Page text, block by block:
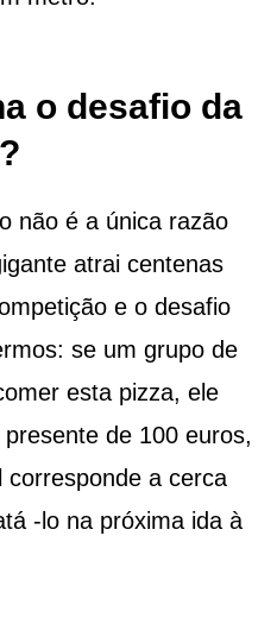
o desafio da
não é a única razão
atrai centenas
e o desafio
se um grupo de
esta pizza, ele
de 100 euros,
a cerca
-lo na próxima ida à